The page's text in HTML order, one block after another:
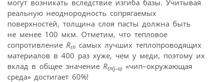
могут возникать вследствие изгиба базы. Учитывая
реальную неоднородность сопрягаемых
поверхностей, толщина слоя пасты должна быть
не менее 100 мкм. Отметим, что тепловое
сопротивление Rth самых лучших теплопроводящих
материалов в 400 раз хуже, чем у меди, поэтому их
вклад в общее значение Rth(j–a) «чип–окружающая
среда» достигает 60%!